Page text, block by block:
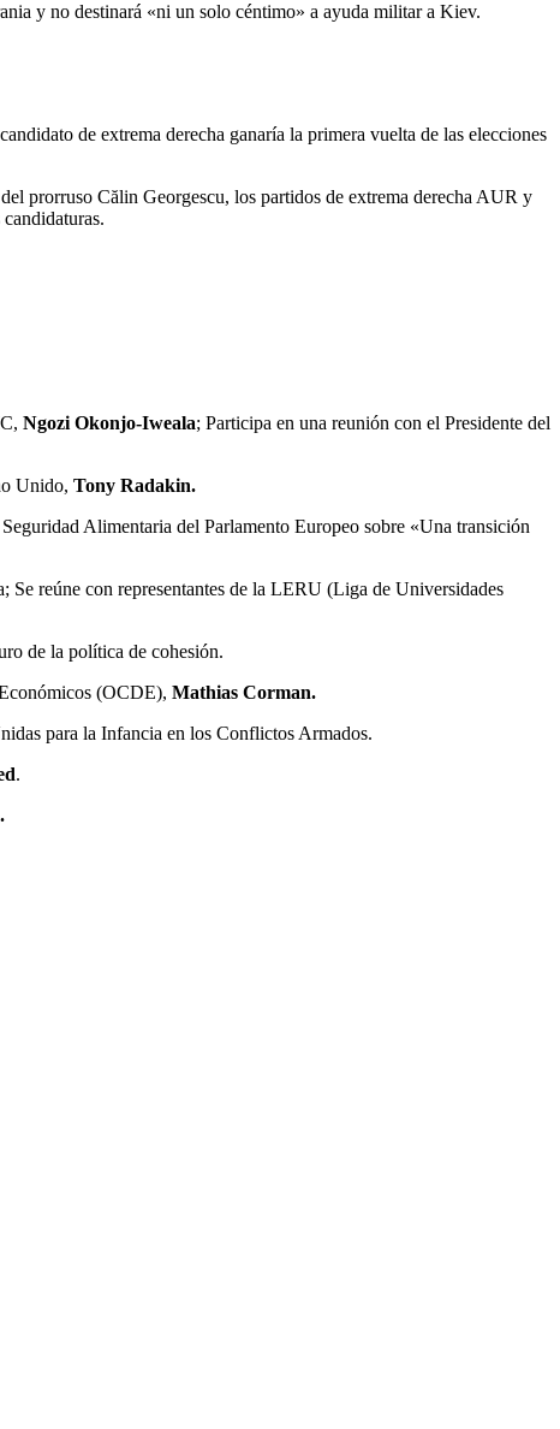
y no destinará «ni un solo céntimo» a ayuda militar a Kiev.
de extrema derecha ganaría la primera vuelta de las elecciones
prorruso Călin Georgescu, los partidos de extrema derecha AUR y
Ngozi Okonjo-Iweala; Participa en una reunión con el Presidente del
Unido, Tony Radakin.
Alimentaria del Parlamento Europeo sobre «Una transición
Se reúne con representantes de la LERU (Liga de Universidades
de la política de cohesión.
(OCDE), Mathias Corman.
para la Infancia en los Conflictos Armados.
.